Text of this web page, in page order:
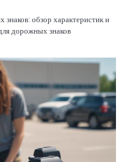
обзор характеристик и
дорожных знаков